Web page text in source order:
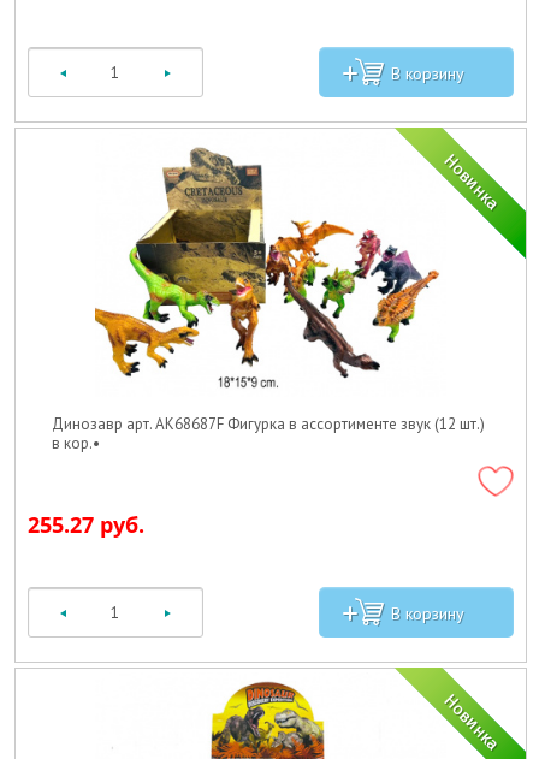
Динозавр арт. AK68687F Фигурка в ассортименте звук (12 шт.)
в кор.•
255.27 руб.